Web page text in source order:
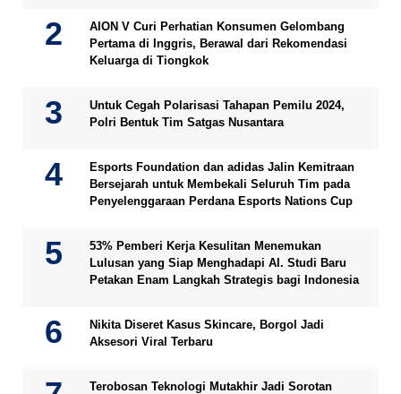
AION V Curi Perhatian Konsumen Gelombang
Pertama di Inggris, Berawal dari Rekomendasi
Keluarga di Tiongkok
Untuk Cegah Polarisasi Tahapan Pemilu 2024,
Polri Bentuk Tim Satgas Nusantara
Esports Foundation dan adidas Jalin Kemitraan
Bersejarah untuk Membekali Seluruh Tim pada
Penyelenggaraan Perdana Esports Nations Cup
53% Pemberi Kerja Kesulitan Menemukan
Lulusan yang Siap Menghadapi AI. Studi Baru
Petakan Enam Langkah Strategis bagi Indonesia
Nikita Diseret Kasus Skincare, Borgol Jadi
Aksesori Viral Terbaru
Terobosan Teknologi Mutakhir Jadi Sorotan